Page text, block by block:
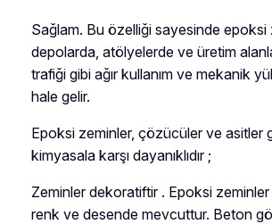
Sağlam. Bu özelliği sayesinde epoksi
depolarda, atölyelerde ve üretim
trafiği gibi ağır kullanım ve mekanik
hale gelir.
Epoksi zeminler, çözücüler ve asitler
kimyasala karşı dayanıklıdır ;
Zeminler dekoratiftir . Epoksi
renk ve desende mevcuttur. Beton